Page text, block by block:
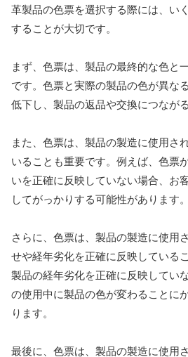
革製品の色票を選択する際には、い
することが大切です。
まず、色票は、製品の最終的な色と
です。色票と実際の製品の色が異な
低下し、製品の返品や交換につなが
また、色票は、製品の製造に使用さ
いることも重要です。例えば、色票
いを正確に反映していない場合、お
してがっかりする可能性があります。
さらに、色票は、製品の製造に使用
せや経年劣化を正確に反映している
製品の経年劣化を正確に反映してい
の使用中に製品の色が変わることに
ります。
最後に、色票は、製品の製造に使用